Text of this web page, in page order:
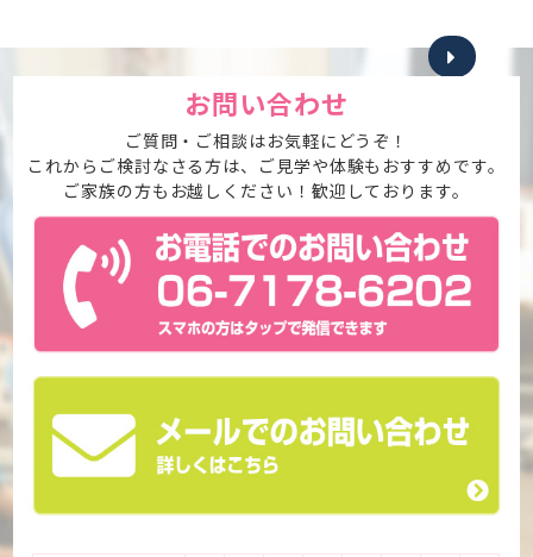
お問い合わせ
ご質問・ご相談はお気軽にどうぞ！
これからご検討なさる方は、ご見学や体験もおすすめです。
ご家族の方もお越しください！歓迎しております。